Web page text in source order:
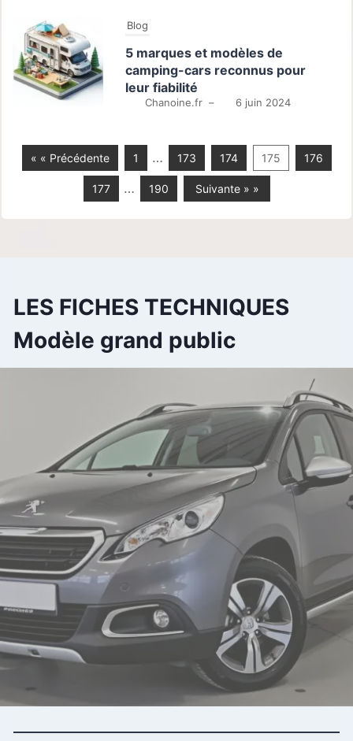
Blog
5 marques et modèles de
camping-cars reconnus pour
leur fiabilité
Chanoine.fr – 6 juin 2024
« « Précédente 1 … 173 174 175 176
177 … 190 Suivante » »
LES FICHES TECHNIQUES
Modèle grand public